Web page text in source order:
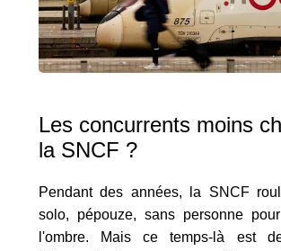
Les concurrents moins
la SNCF ?
Pendant des années, la SNCF
solo, pépouze, sans personne
l'ombre. Mais ce temps-là est